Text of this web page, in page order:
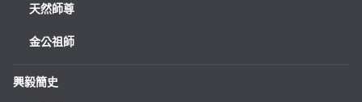
天然師尊
金公祖師
興毅簡史